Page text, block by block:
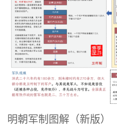
明朝军制图解（新版）